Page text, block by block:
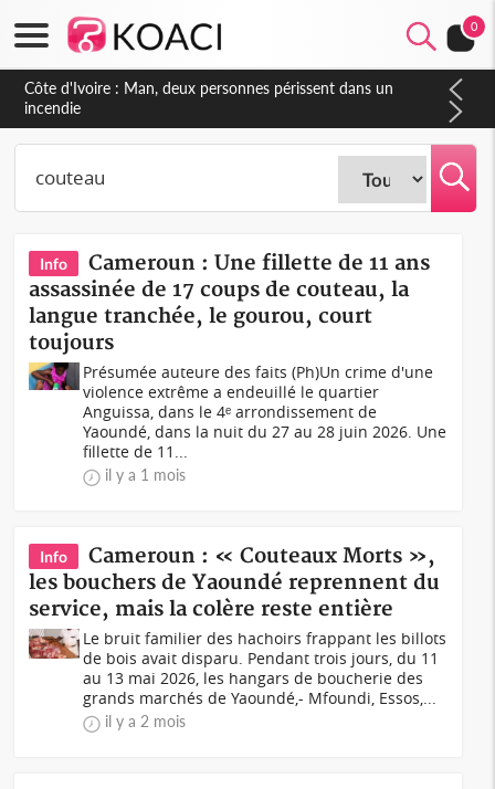
0
Côte d'Ivoire : Séileu, la célébration de la fête nationale
transformée en vaste campagne contre les produits
dépigmentants dangereux
Info
Cameroun : Une fillette de 11 ans
assassinée de 17 coups de couteau, la
langue tranchée, le gourou, court
toujours
Présumée auteure des faits (Ph)Un crime d'une
violence extrême a endeuillé le quartier
Anguissa, dans le 4ᵉ arrondissement de
Yaoundé, dans la nuit du 27 au 28 juin 2026. Une
fillette de 11...
il y a 1 mois
Info
Cameroun : « Couteaux Morts »,
les bouchers de Yaoundé reprennent du
service, mais la colère reste entière
Le bruit familier des hachoirs frappant les billots
de bois avait disparu. Pendant trois jours, du 11
au 13 mai 2026, les hangars de boucherie des
grands marchés de Yaoundé,- Mfoundi, Essos,...
il y a 2 mois